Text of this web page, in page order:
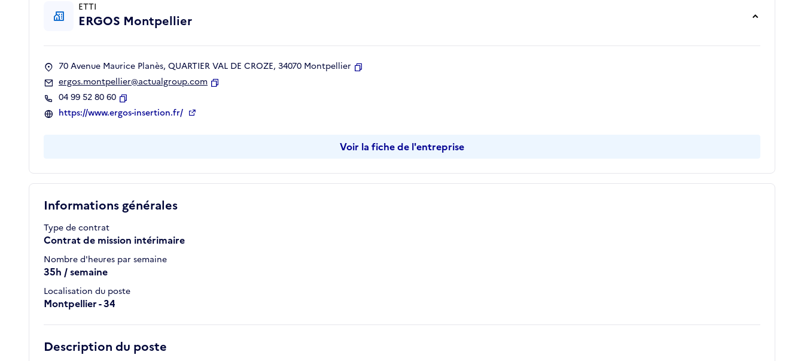
Informations générales
Type de contrat
Contrat de mission intérimaire
Nombre d'heures par semaine
35h / semaine
Localisation du poste
Montpellier - 34
Description du poste
ETTI
ERGOS Montpellier
70 Avenue Maurice Planès, QUARTIER VAL DE CROZE, 34070 Montpellier
ergos.montpellier@actualgroup.com
04 99 52 80 60
Copier
https://www.ergos-insertion.fr/
Voir la fiche de l'entreprise